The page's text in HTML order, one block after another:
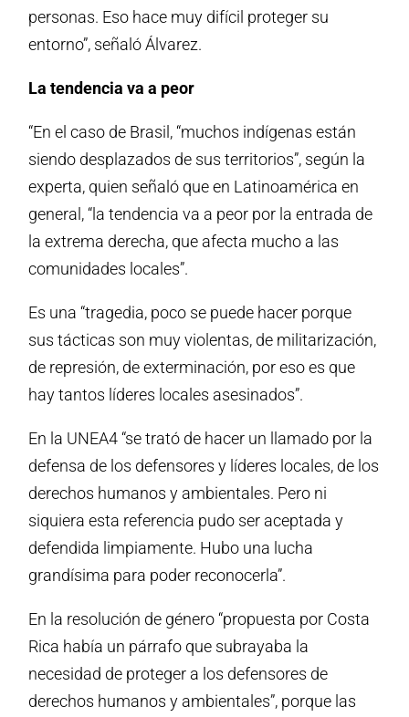
personas. Eso hace muy difícil proteger su
entorno”, señaló Álvarez.
La tendencia va a peor
“En el caso de Brasil, “muchos indígenas están
siendo desplazados de sus territorios”, según la
experta, quien señaló que en Latinoamérica en
general, “la tendencia va a peor por la entrada de
la extrema derecha, que afecta mucho a las
comunidades locales”.
Es una “tragedia, poco se puede hacer porque
sus tácticas son muy violentas, de militarización,
de represión, de exterminación, por eso es que
hay tantos líderes locales asesinados”.
En la UNEA4 “se trató de hacer un llamado por la
defensa de los defensores y líderes locales, de los
derechos humanos y ambientales. Pero ni
siquiera esta referencia pudo ser aceptada y
defendida limpiamente. Hubo una lucha
grandísima para poder reconocerla”.
En la resolución de género “propuesta por Costa
Rica había un párrafo que subrayaba la
necesidad de proteger a los defensores de
derechos humanos y ambientales”, porque las